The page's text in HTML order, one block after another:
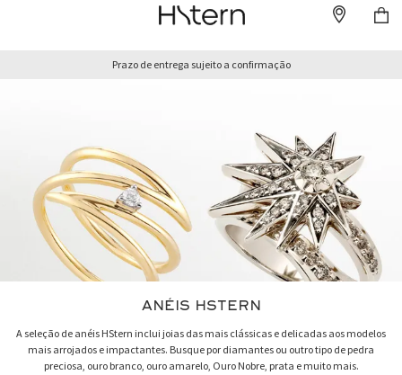
Prazo de entrega sujeito a confirmação
ANÉIS HSTERN
A seleção de anéis HStern inclui joias das mais clássicas e delicadas aos modelos
mais arrojados e impactantes. Busque por diamantes ou outro tipo de pedra
preciosa, ouro branco, ouro amarelo, Ouro Nobre, prata e muito mais.